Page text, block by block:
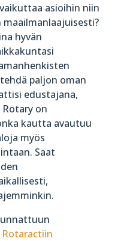
asioihin niin
hyvän
paljon oman
edustajana,
on
kautta avautuu
myös
Saat
Rotaractiin